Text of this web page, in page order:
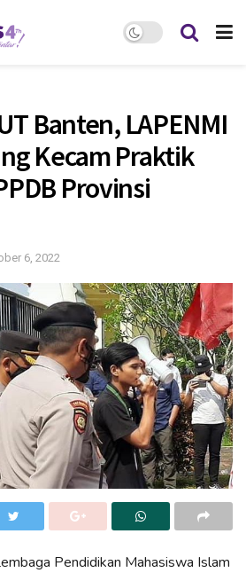
Banten, LAPENMI
Kecam Praktik
Provinsi
6, 2022
Pendidikan Mahasiswa Islam